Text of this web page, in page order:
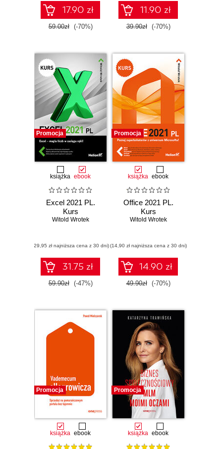
17.90 zł
59.00zł (-70%)
11.90 zł
39.90zł (-70%)
Promocja
książka ebook
Excel 2021 PL.
Kurs
Witold Wrotek
(29,95 zł najniższa cena z 30 dni)
31.75 zł
59.90zł (-47%)
Promocja
książka ebook
Office 2021 PL.
Kurs
Witold Wrotek
(14,90 zł najniższa cena z 30 dni)
14.90 zł
49.90zł (-70%)
Promocja
książka ebook
Promocja
książka ebook